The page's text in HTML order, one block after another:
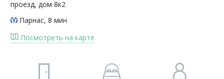
проезд, дом 8к2
Парнас, 8 мин
Посмотреть на карте